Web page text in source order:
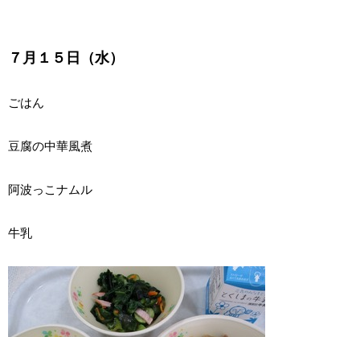
７月１５日（水）
ごはん
豆腐の中華風煮
阿波っこナムル
牛乳